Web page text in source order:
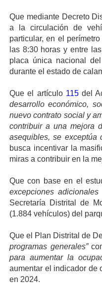
Que mediante Decreto
a la circulación de
particular, en el
las 8:30 horas y entre
placa única nacional
durante el estado de
Que el artículo 115del
desarrollo económico,
nuevo contrato social y
contribuir a una mejora
asequibles, se exceptúa
busca incentivar la
miras a contribuir en la
Que con base en el
excepciones
Secretaría Distrital de
(1.884 vehículos) del
Que el Plan Distrital de
programas generales”
para aumentar la
aumentar el indicador de
en 2024.